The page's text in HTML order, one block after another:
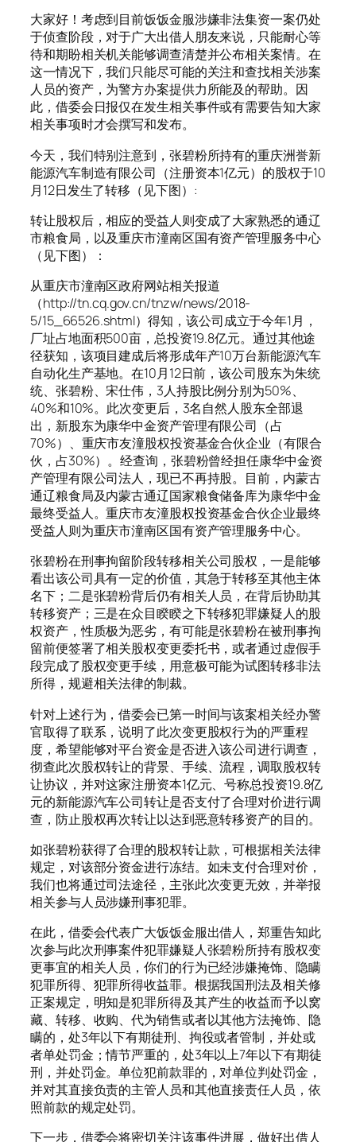
大家好！考虑到目前饭饭金服涉嫌非法集资一案仍处
于侦查阶段，对于广大出借人朋友来说，只能耐心等
待和期盼相关机关能够调查清楚并公布相关案情。在
这一情况下，我们只能尽可能的关注和查找相关涉案
人员的资产，为警方办案提供力所能及的帮助。因
此，借委会日报仅在发生相关事件或有需要告知大家
相关事项时才会撰写和发布。
今天，我们特别注意到，张碧粉所持有的重庆洲誉新
能源汽车制造有限公司（注册资本1亿元）的股权于10
月12日发生了转移（见下图）:
转让股权后，相应的受益人则变成了大家熟悉的通辽
市粮食局，以及重庆市潼南区国有资产管理服务中心
（见下图）：
从重庆市潼南区政府网站相关报道
（http://tn.cq.gov.cn/tnzw/news/2018-
5/15_66526.shtml）得知，该公司成立于今年1月，
厂址占地面积500亩，总投资19.8亿元。通过其他途
径获知，该项目建成后将形成年产10万台新能源汽车
自动化生产基地。在10月12日前，该公司股东为朱统
统、张碧粉、宋仕伟，3人持股比例分别为50%、
40%和10%。此次变更后，3名自然人股东全部退
出，新股东为康华中金资产管理有限公司（占
70%）、重庆市友潼股权投资基金合伙企业（有限合
伙，占30%）。经查询，张碧粉曾经担任康华中金资
产管理有限公司法人，现已不再持股。目前，内蒙古
通辽粮食局及内蒙古通辽国家粮食储备库为康华中金
最终受益人。重庆市友潼股权投资基金合伙企业最终
受益人则为重庆市潼南区国有资产管理服务中心。
张碧粉在刑事拘留阶段转移相关公司股权，一是能够
看出该公司具有一定的价值，其急于转移至其他主体
名下；二是张碧粉背后仍有相关人员，在背后协助其
转移资产；三是在众目睽睽之下转移犯罪嫌疑人的股
权资产，性质极为恶劣，有可能是张碧粉在被刑事拘
留前便签署了相关股权变更委托书，或者通过虚假手
段完成了股权变更手续，用意极可能为试图转移非法
所得，规避相关法律的制裁。
针对上述行为，借委会已第一时间与该案相关经办警
官取得了联系，说明了此次变更股权行为的严重程
度，希望能够对平台资金是否进入该公司进行调查，
彻查此次股权转让的背景、手续、流程，调取股权转
让协议，并对这家注册资本1亿元、号称总投资19.8亿
元的新能源汽车公司转让是否支付了合理对价进行调
查，防止股权再次转让以达到恶意转移资产的目的。
如张碧粉获得了合理的股权转让款，可根据相关法律
规定，对该部分资金进行冻结。如未支付合理对价，
我们也将通过司法途径，主张此次变更无效，并举报
相关参与人员涉嫌刑事犯罪。
在此，借委会代表广大饭饭金服出借人，郑重告知此
次参与此次刑事案件犯罪嫌疑人张碧粉所持有股权变
更事宜的相关人员，你们的行为已经涉嫌掩饰、隐瞒
犯罪所得、犯罪所得收益罪。根据我国刑法及相关修
正案规定，明知是犯罪所得及其产生的收益而予以窝
藏、转移、收购、代为销售或者以其他方法掩饰、隐
瞒的，处3年以下有期徒刑、拘役或者管制，并处或
者单处罚金；情节严重的，处3年以上7年以下有期徒
刑，并处罚金。单位犯前款罪的，对单位判处罚金，
并对其直接负责的主管人员和其他直接责任人员，依
照前款的规定处罚。
下一步，借委会将密切关注该事件进展，做好出借人